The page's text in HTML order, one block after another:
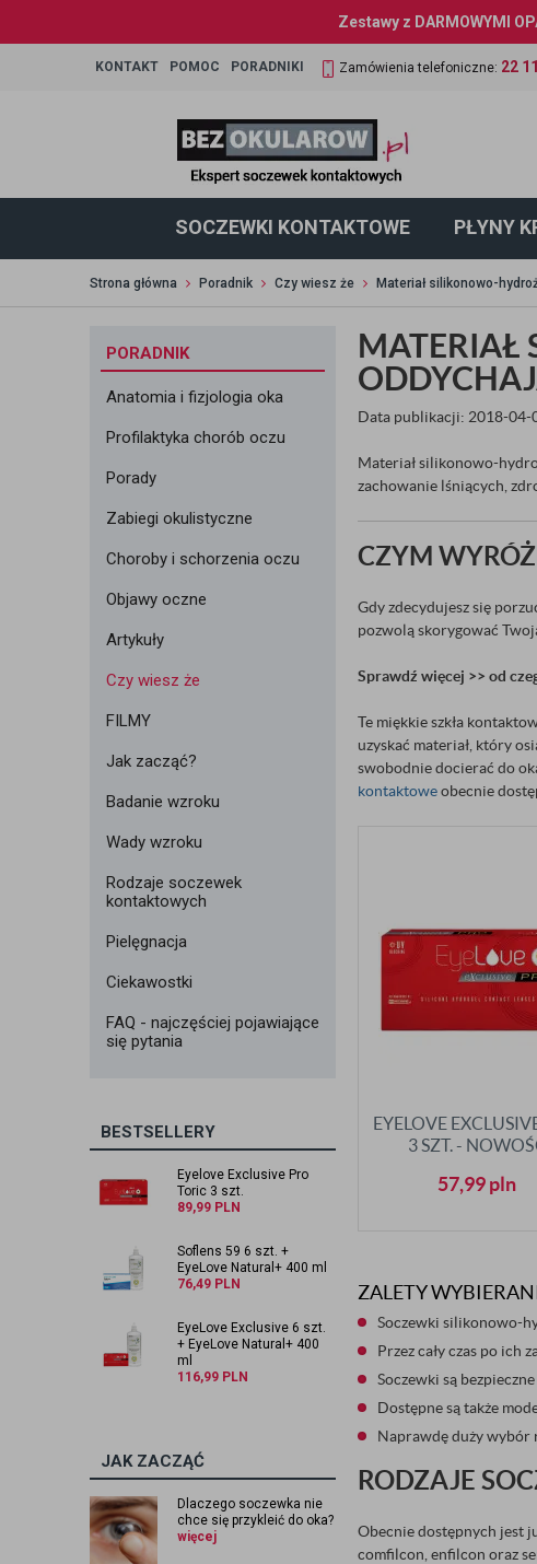
Zestawy z DARMOWYMI
KONTAKT POMOC PORADNIKI Zamówienia telefoniczne: 22
SOCZEWKI KONTAKTOWE PŁYNY
Strona główna Poradnik Czy wiesz że Materiał silikonowo-
PORADNIK
Anatomia i fizjologia oka
Profilaktyka chorób oczu
Porady
Zabiegi okulistyczne
Choroby i schorzenia oczu
Objawy oczne
Artykuły
Czy wiesz że
FILMY
Jak zacząć?
Badanie wzroku
Wady wzroku
Rodzaje soczewek
kontaktowych
Pielęgnacja
Ciekawostki
FAQ - najczęściej pojawiające
się pytania
BESTSELLERY
Eyelove Exclusive Pro
Toric 3 szt.
89,99 PLN
Soflens 59 6 szt. +
EyeLove Natural+ 400 ml
76,49 PLN
EyeLove Exclusive 6 szt.
+ EyeLove Natural+ 400
ml
116,99 PLN
JAK ZACZĄĆ
Dlaczego soczewka nie
chce się przykleić do oka?
więcej
MATERIAŁ
Data publikacji: 2018-04-
Materiał silikonowo-
zachowanie lśniących,
CZYM
Gdy zdecydujesz się
pozwolą skorygować
Sprawdź więcej >> od
Te miękkie szkła
uzyskać materiał, który
swobodnie docierać do
kontaktoweobecnie
EYELOVE
3 SZT. -
57,99pln
ZALETY
Soczewki silikonowo-
Przez cały czas po ich
Soczewki są
Dostępne są także
Naprawdę duży wybór
RODZAJE
Obecnie dostępnych jest
comfilcon, enfilcon oraz